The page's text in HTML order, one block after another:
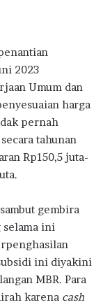
2023
Umum dan
harga
pernah
tahunan
Rp150,5 juta-
gembira
selama ini
ini diyakini
MBR. Para
karena cash